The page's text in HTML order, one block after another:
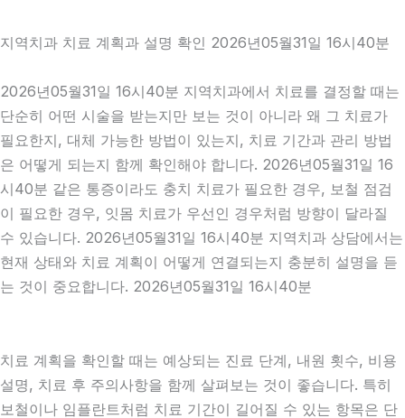
지역치과 치료 계획과 설명 확인 2026년05월31일 16시40분
2026년05월31일 16시40분 지역치과에서 치료를 결정할 때는
단순히 어떤 시술을 받는지만 보는 것이 아니라 왜 그 치료가
필요한지, 대체 가능한 방법이 있는지, 치료 기간과 관리 방법
은 어떻게 되는지 함께 확인해야 합니다. 2026년05월31일 16
시40분 같은 통증이라도 충치 치료가 필요한 경우, 보철 점검
이 필요한 경우, 잇몸 치료가 우선인 경우처럼 방향이 달라질
수 있습니다. 2026년05월31일 16시40분 지역치과 상담에서는
현재 상태와 치료 계획이 어떻게 연결되는지 충분히 설명을 듣
는 것이 중요합니다. 2026년05월31일 16시40분
치료 계획을 확인할 때는 예상되는 진료 단계, 내원 횟수, 비용
설명, 치료 후 주의사항을 함께 살펴보는 것이 좋습니다. 특히
보철이나 임플란트처럼 치료 기간이 길어질 수 있는 항목은 단